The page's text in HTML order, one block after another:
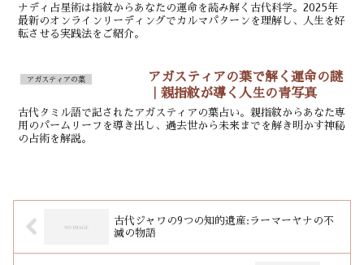
ナディ占星術は指紋からあなたの運命を読み解く古代科学。2025年
最新のオンラインリーディングでカルマパターンを理解し、人生を好
転させる実践法をご紹介。
アガスティアの葉
アガスティアの葉で解く運命の謎
｜親指紋が導く人生の青写真
古代タミル語で記されたアガスティアの葉占い。親指紋からあなた専
用のパームリーフを導き出し、過去世から未来までを解き明かす神秘
の占術を解説。
古代ジャワの9つの知的遺産:ラーマーヤナの不
滅の物語